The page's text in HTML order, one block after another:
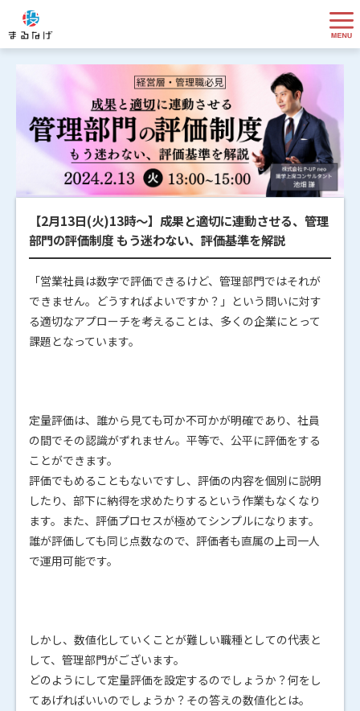
【2月13日(火)13時～】成果と適切に連動させる、管理
部門の評価制度 もう迷わない、評価基準を解説
「営業社員は数字で評価できるけど、管理部門ではそれが
できません。どうすればよいですか？」という問いに対す
る適切なアプローチを考えることは、多くの企業にとって
課題となっています。
定量評価は、誰から見ても可か不可かが明確であり、社員
の間でその認識がずれません。平等で、公平に評価をする
ことができます。
評価でもめることもないですし、評価の内容を個別に説明
したり、部下に納得を求めたりするという作業もなくなり
ます。また、評価プロセスが極めてシンプルになります。
誰が評価しても同じ点数なので、評価者も直属の上司一人
で運用可能です。
しかし、数値化していくことが難しい職種としての代表と
して、管理部門がございます。
どのようにして定量評価を設定するのでしょうか？何をし
てあげればいいのでしょうか？その答えの数値化とは。